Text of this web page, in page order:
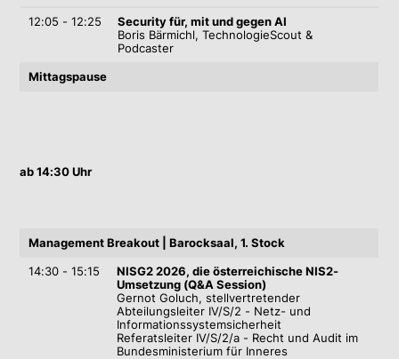
12:05 - 12:25
Security für, mit und gegen AI
Boris Bärmichl, TechnologieScout &
Podcaster
Mittagspause
ab 14:30 Uhr
Management Breakout | Barocksaal, 1. Stock
14:30 - 15:15
NISG2 2026, die österreichische NIS2-
Umsetzung (Q&A Session)
Gernot Goluch, stellvertretender
Abteilungsleiter IV/S/2 - Netz- und
Informationssystemsicherheit
Referatsleiter IV/S/2/a - Recht und Audit im
Bundesministerium für Inneres